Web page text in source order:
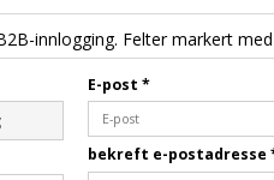
innlogging. Felter markert
E-post*
bekreft e-postadresse